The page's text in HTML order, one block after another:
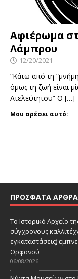
Αφιέρωμα
Λάμπρου
12/20/2021
“Κάτω από τη
όμως τη ζωή είναι
Ατελεύτητου” Ο […]
Μου αρέσει αυτό:
ΠΡΌΣΦΑΤΑ ΆΡΘΡΑ
Το Ιστορικό Αρχείο
σύγχρονους
εγκαταστάσεις)
Ορφανού
06/08/2026